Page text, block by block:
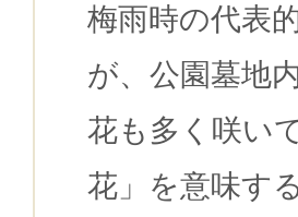
梅雨時の代表
が、公園墓地
花も多く咲い
花」を意味す